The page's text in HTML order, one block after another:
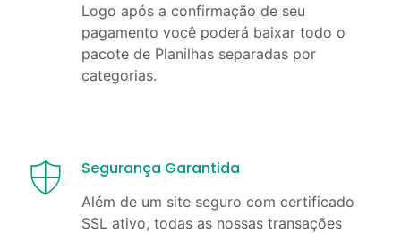
Logo após a confirmação de seu
pagamento você poderá baixar todo o
pacote de Planilhas separadas por
categorias.
Segurança Garantida
Além de um site seguro com certificado
SSL ativo, todas as nossas transações